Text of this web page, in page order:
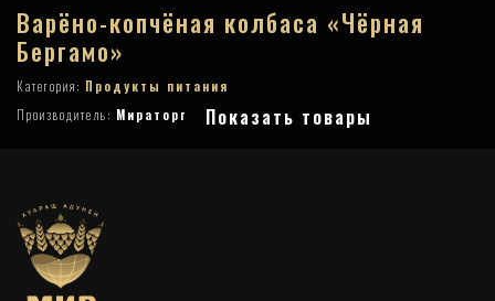
Варёно-копчёная колбаса «Чёрная
Бергамо»
Категория: Продукты питания
Производитель: Мираторг Показать товары